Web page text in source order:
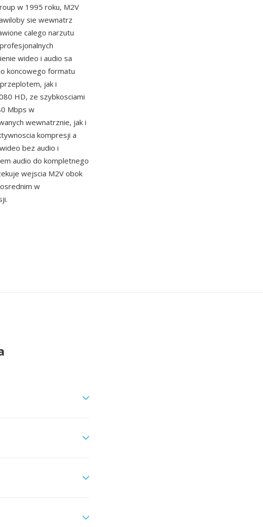
w 1995 roku, M2V
sie wewnatrz
calego narzutu
wideo i audio sa
koncowego formatu
jak i
HD, ze szybkosciami
Mbps w
wewnatrznie, jak i
kompresji a
bez audio i
audio do kompletnego
wejscia M2V obok
w